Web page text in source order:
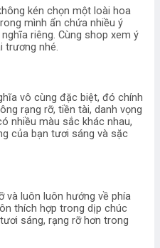
kén chọn một loài hoa
mình ẩn chứa nhiều ý
riêng. Cùng shop xem ý
trương nhé.
vô cùng đặc biệt, đó chính
rạng rỡ, tiền tài, danh vọng
nhiều màu sắc khác nhau,
của bạn tươi sáng và sặc
và luôn luôn hướng về phía
thích hợp trong dịp chúc
sáng, rạng rỡ hơn trong